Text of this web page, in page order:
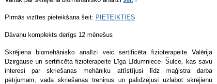
Pirmās vizītes pieteikšana šeit: PIETEIKTIES
Dāvanu komplekts derīgs 12 mēnešus
Skrējiena biomehānisko analīzi veic sertificēta fizioterapeite Valērija
Dzirgause un sertificēta fizioterapeite Līga Līdumniece- Šulce, kas savu
interesi par skriešanas mehāniku attīstījusi līdz maģistra darba
pētījumam, vada skriešanas treniņus un palīdzējusi uzlabot skrējienu